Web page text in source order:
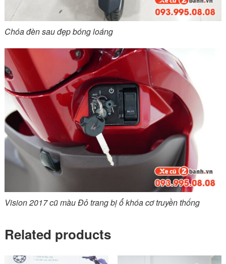
Chóa đèn sau đẹp bóng loáng
Vision 2017 cũ màu Đỏ trang bị ổ khóa cơ truyền thống
Related products